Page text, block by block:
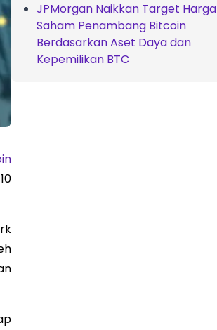
JPMorgan Naikkan Target Harga
Saham Penambang Bitcoin
Berdasarkan Aset Daya dan
Kepemilikan BTC